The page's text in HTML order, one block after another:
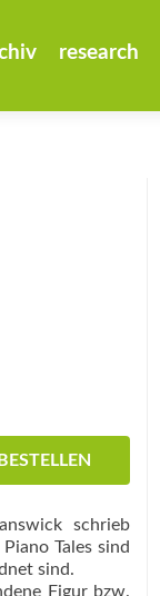
research
BESTELLEN
schrieb
Tales sind
sind.
Figur bzw.